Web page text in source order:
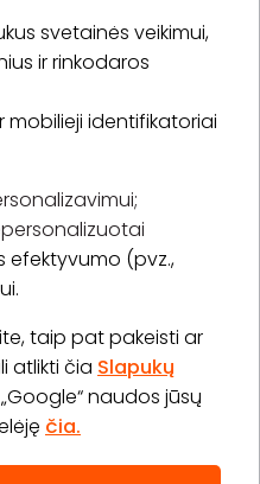
svetainės veikimui,
ir rinkodaros
mobilieji identifikatoriai
efektyvumo (pvz.,
taip pat pakeisti ar
atlikti čia Slapukų
naudos jūsų
čia.
politika